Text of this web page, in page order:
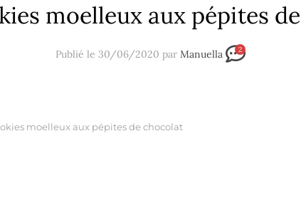
moelleux aux pépites
Publié le 30/06/2020 par Manuella 2
moelleux aux pépites de chocolat